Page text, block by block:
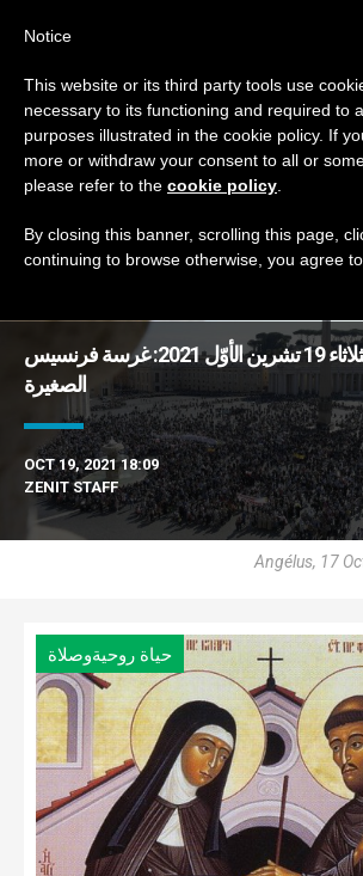
TAG
DERNIÈRES NOUVELLES
عناوين نشرة الثلاثاء 19 تشرين الأوّل 2021: غرسة فرنسيس
الصغيرة
OCT 19, 2021 18:09
ZENIT STAFF
Angélus, 17
حياة روحيةوصلاة
Notice
This website or its third party tools use
necessary to its functioning and required to
purposes illustrated in the cookie policy. If
more or withdraw your consent to all or
please refer to the cookie policy
By closing this banner, scrolling this page,
continuing to browse otherwise, you agree